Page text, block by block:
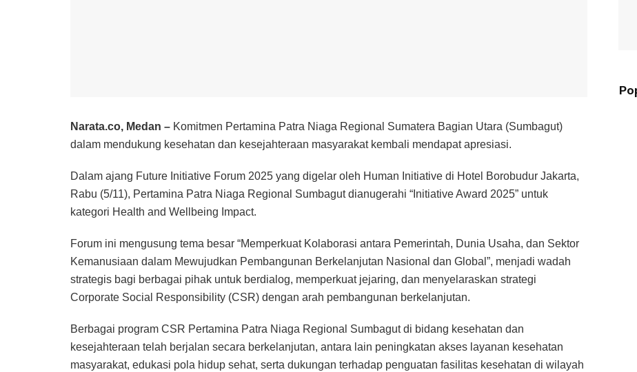
Narata.co, Medan – Komitmen Pertamina Patra Niaga Regional Sumatera Bagian Utara (Sumbagut)
dalam mendukung kesehatan dan kesejahteraan masyarakat kembali mendapat apresiasi.
Dalam ajang Future Initiative Forum 2025 yang digelar oleh Human Initiative di Hotel Borobudur Jakarta,
Rabu (5/11), Pertamina Patra Niaga Regional Sumbagut dianugerahi “Initiative Award 2025” untuk
kategori Health and Wellbeing Impact.
Forum ini mengusung tema besar “Memperkuat Kolaborasi antara Pemerintah, Dunia Usaha, dan Sektor
Kemanusiaan dalam Mewujudkan Pembangunan Berkelanjutan Nasional dan Global”, menjadi wadah
strategis bagi berbagai pihak untuk berdialog, memperkuat jejaring, dan menyelaraskan strategi
Corporate Social Responsibility (CSR) dengan arah pembangunan berkelanjutan.
Berbagai program CSR Pertamina Patra Niaga Regional Sumbagut di bidang kesehatan dan
kesejahteraan telah berjalan secara berkelanjutan, antara lain peningkatan akses layanan kesehatan
masyarakat, edukasi pola hidup sehat, serta dukungan terhadap penguatan fasilitas kesehatan di wilayah